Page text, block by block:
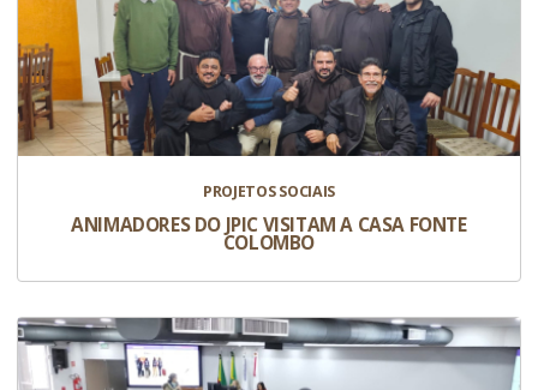
PROJETOS SOCIAIS
ANIMADORES DO JPIC VISITAM A CASA FONTE
COLOMBO